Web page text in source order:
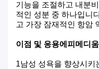
기능을 조절하고 내분
적인 성분 중 하나입니
고 가장 잠재적인 항암
이점 및 응용에피메디
1남성 성욕을 향상시키